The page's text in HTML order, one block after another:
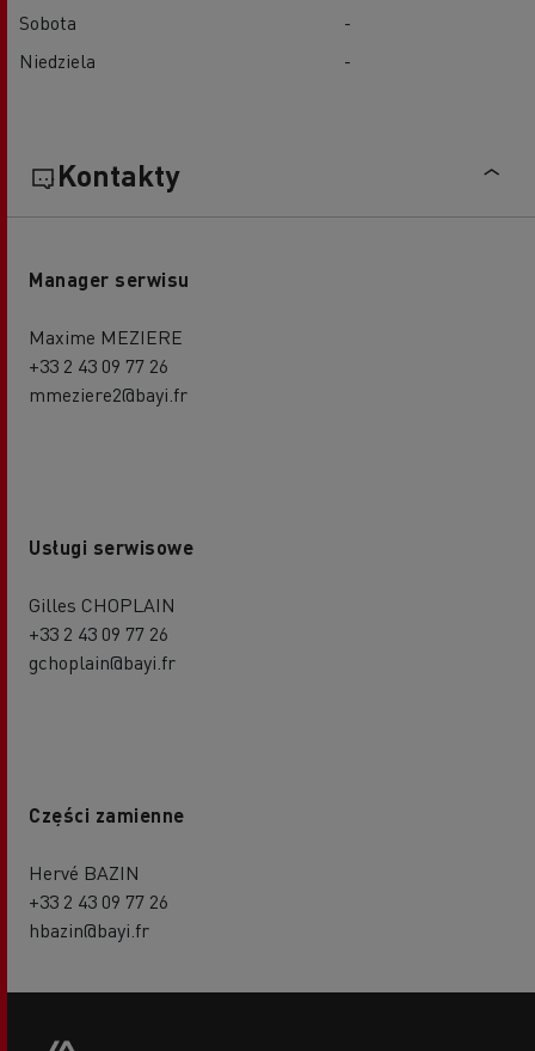
Sobota
-
Niedziela
-
Kontakty
Manager serwisu
Maxime MEZIERE
+33 2 43 09 77 26
mmeziere2@bayi.fr
Usługi serwisowe
Gilles CHOPLAIN
+33 2 43 09 77 26
gchoplain@bayi.fr
Części zamienne
Hervé BAZIN
+33 2 43 09 77 26
hbazin@bayi.fr